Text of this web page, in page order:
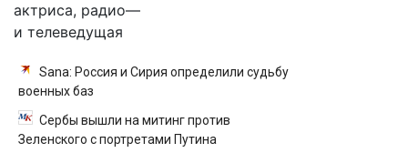
актриса, радио—
и телеведущая
Sana: Россия и Сирия определили судьбу
военных баз
Сербы вышли на митинг против
Зеленского с портретами Путина